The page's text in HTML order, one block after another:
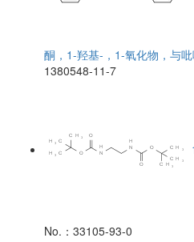
酮，1-羟基-，1-氧化物，与
1380548-11-7
No.：33105-93-0